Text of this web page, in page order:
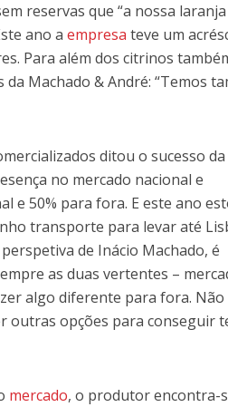
reservas que “a nossa laranja
ano aempresa teve um
Para além dos citrinos
Machado & André: “Temos
ditou o sucesso da
no mercado nacional e
e 50% para fora. E este ano
transporte para levar até
de Inácio Machado, é
as duas vertentes –
algo diferente para fora.
outras opções para conseguir
mercado, o produtor encontra-